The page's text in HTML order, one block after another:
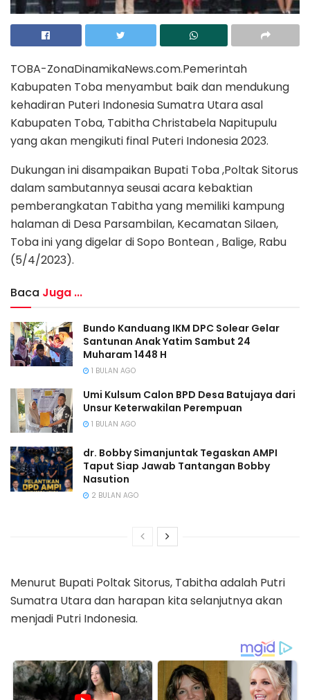
TOBA-ZonaDinamikaNews.com.Pemerintah
Kabupaten Toba menyambut baik dan mendukung
kehadiran Puteri Indonesia Sumatra Utara asal
Kabupaten Toba, Tabitha Christabela Napitupulu
yang akan mengikuti final Puteri Indonesia 2023.
Dukungan ini disampaikan Bupati Toba ,Poltak Sitorus
dalam sambutannya seusai acara kebaktian
pemberangkatan Tabitha yang memiliki kampung
halaman di Desa Parsambilan, Kecamatan Silaen,
Toba ini yang digelar di Sopo Bontean , Balige, Rabu
(5/4/2023).
Baca Juga ...
Bundo Kanduang IKM DPC Solear Gelar
Santunan Anak Yatim Sambut 24
Muharam 1448 H
1 BULAN AGO
Umi Kulsum Calon BPD Desa Batujaya dari
Unsur Keterwakilan Perempuan
1 BULAN AGO
dr. Bobby Simanjuntak Tegaskan AMPI
Taput Siap Jawab Tantangan Bobby
Nasution
2 BULAN AGO
Menurut Bupati Poltak Sitorus, Tabitha adalah Putri
Sumatra Utara dan harapan kita selanjutnya akan
menjadi Putri Indonesia.